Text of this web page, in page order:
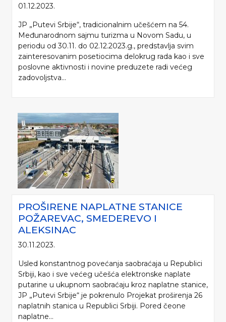
01.12.2023.
JP „Putevi Srbije“, tradicionalnim učešćem na 54.
Međunarodnom sajmu turizma u Novom Sadu, u
periodu od 30.11. do 02.12.2023.g., predstavlja svim
zainteresovanim posetiocima delokrug rada kao i sve
poslovne aktivnosti i novine preduzete radi većeg
zadovoljstva...
PROŠIRENE NAPLATNE STANICE
POŽAREVAC, SMEDEREVO I
ALEKSINAC
30.11.2023.
Usled konstantnog povećanja saobraćaja u Republici
Srbiji, kao i sve većeg učešća elektronske naplate
putarine u ukupnom saobraćaju kroz naplatne stanice,
JP „Putevi Srbije“ je pokrenulo Projekat proširenja 26
naplatnih stanica u Republici Srbiji. Pored čeone
naplatne...